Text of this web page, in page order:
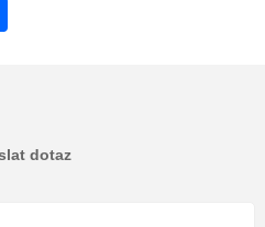
dotaz